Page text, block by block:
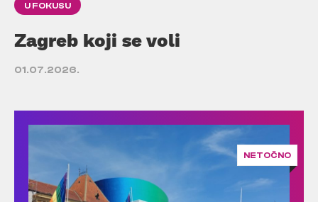
U FOKUSU
Zagreb koji se voli
01.07.2026.
NETOČNO